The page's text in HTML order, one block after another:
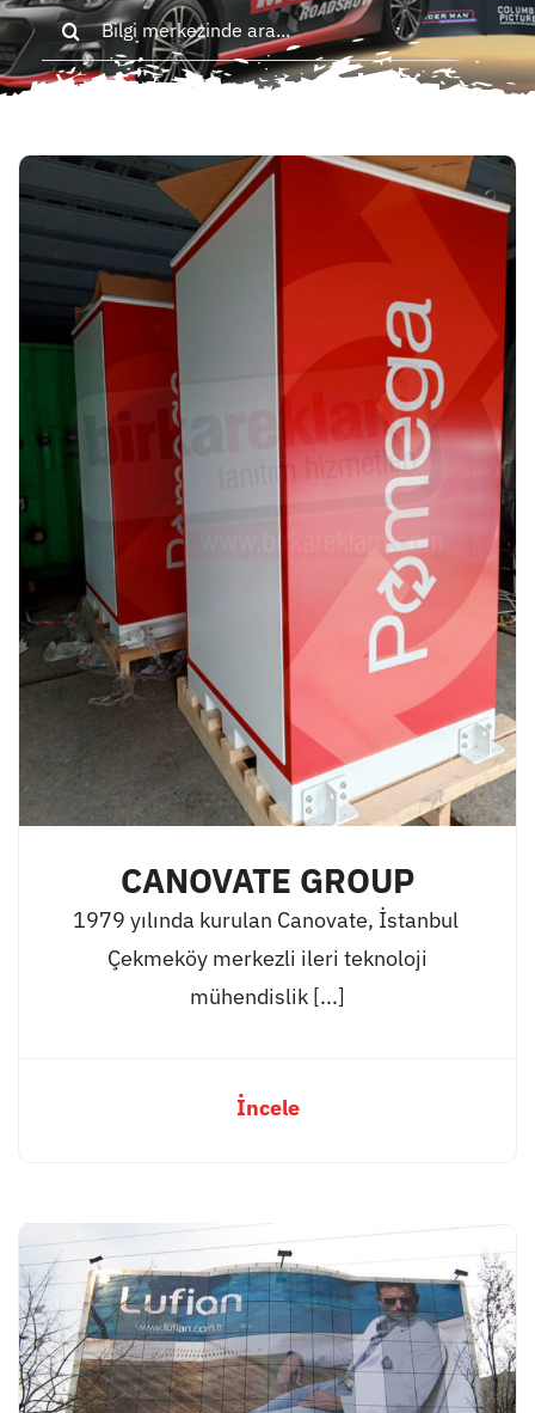
Search
for:
CANOVATE GROUP
1979 yılında kurulan Canovate, İstanbul
Çekmeköy merkezli ileri teknoloji
mühendislik [...]
İncele